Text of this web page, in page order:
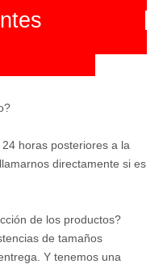
horas posteriores a la
directamente si es
de los productos?
de tamaños
Y tenemos una